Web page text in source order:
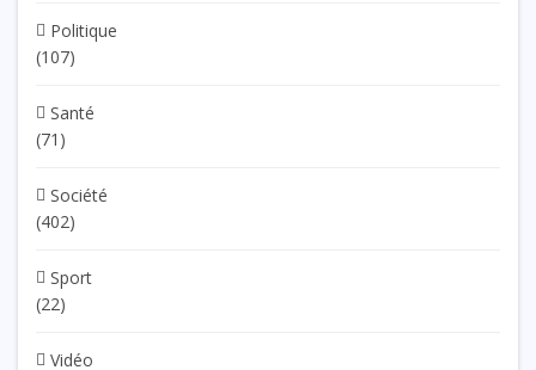
Politique
(107)
Santé
(71)
Société
(402)
Sport
(22)
Vidéo